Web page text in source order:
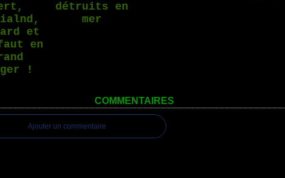
et
en
!
détruits en
mer
COMMENTAIRES
Ajouter un commentaire